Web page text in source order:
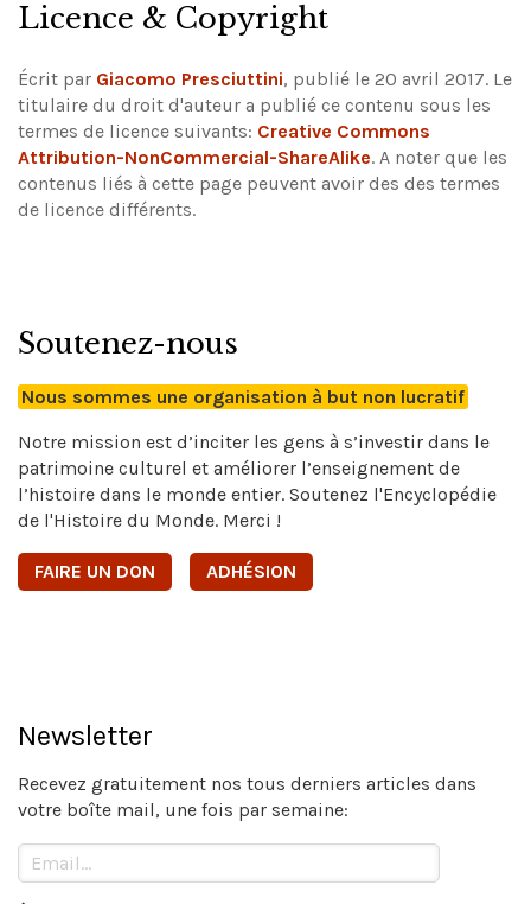
Licence & Copyright
Écrit par Giacomo Presciuttini, publié le 20 avril 2017. Le
titulaire du droit d'auteur a publié ce contenu sous les
termes de licence suivants: Creative Commons
Attribution-NonCommercial-ShareAlike. A noter que les
contenus liés à cette page peuvent avoir des des termes
de licence différents.
Soutenez-nous
Nous sommes une organisation à but non lucratif
Notre mission est d’inciter les gens à s’investir dans le
patrimoine culturel et améliorer l’enseignement de
l’histoire dans le monde entier. Soutenez l'Encyclopédie
de l'Histoire du Monde. Merci !
FAIRE UN DON ADHÉSION
Newsletter
Recevez gratuitement nos tous derniers articles dans
votre boîte mail, une fois par semaine: